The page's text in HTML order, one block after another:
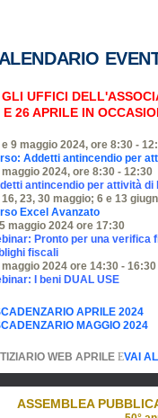
GLI UFFICI
E 26 APRILE IN
e 9 maggio 2024, ore 8:30 -
Addetti antincendio per
maggio 2024, ore 8:30 - 12:30
antincendio per attività di
16, 23, 30 maggio; 6 e 13
Excel Avanzato
maggio 2024 ore 17:30
Pronto per una verifica
fiscali
maggio 2024 ore 14:30 - 16:30
I beni DUAL USE
APRILE 2024
MAGGIO 2024
WEB APRILE EVAI
ASSEMBLEA